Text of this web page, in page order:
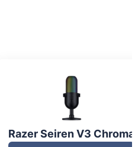
Razer Seiren V3 Chroma